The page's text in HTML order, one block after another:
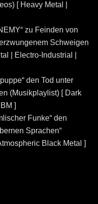
[ Heavy Metal |
zu Feinden von
Schweigen
| Electro-Industrial |
den Tod unter
(Musikplaylist) [ Dark
]
Funke“ den
Sprachen“
Black Metal ]